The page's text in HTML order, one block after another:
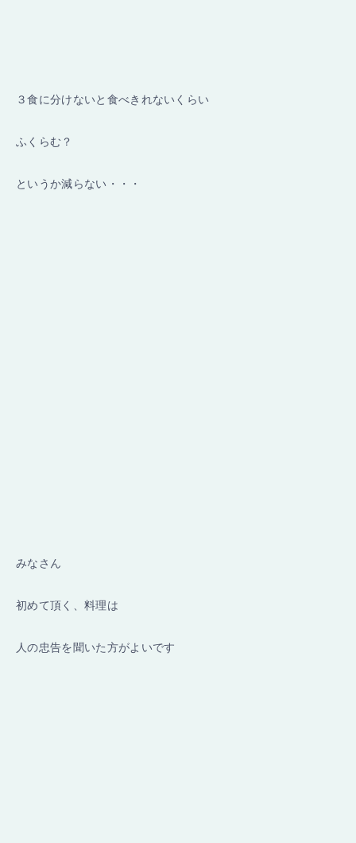
３食に分けないと食べきれないくらい
ふくらむ？
というか減らない・・・
みなさん
初めて頂く、料理は
人の忠告を聞いた方がよいです